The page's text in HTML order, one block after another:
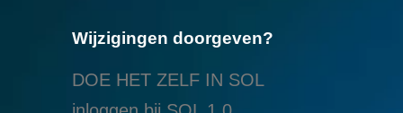
Wijzigingen doorgeven?
DOE HET ZELF IN SOL